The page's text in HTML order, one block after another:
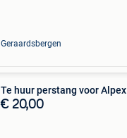
Geraardsbergen
Te huur perstang voor
€ 20,00